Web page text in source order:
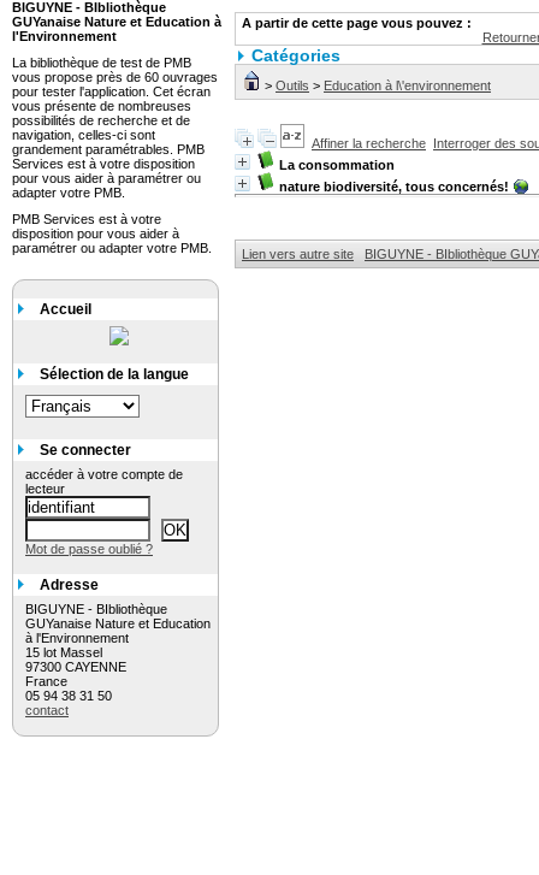
A partir de cette page vous pouvez :
Catégories
> Outils > Education à l\'environnement
Affiner la recherche Interroger des
La consommation
nature biodiversité, tous concernés!
Lien vers autre site BIGUYNE - BIbliothèque
BIGUYNE - BIbliothèque
GUYanaise Nature et Education à
l'Environnement
La bibliothèque de test de PMB
vous propose près de 60 ouvrages
pour tester l'application. Cet écran
vous présente de nombreuses
possibilités de recherche et de
navigation, celles-ci sont
grandement paramétrables. PMB
Services est à votre disposition
pour vous aider à paramétrer ou
adapter votre PMB.
PMB Services est à votre
disposition pour vous aider à
paramétrer ou adapter votre PMB.
Accueil
Sélection de la langue
Se connecter
accéder à votre compte de
lecteur
Mot de passe oublié ?
Adresse
BIGUYNE - BIbliothèque
GUYanaise Nature et Education
à l'Environnement
15 lot Massel
97300 CAYENNE
France
05 94 38 31 50
contact